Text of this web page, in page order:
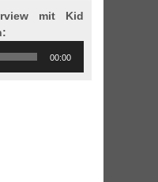
mit Kid
00:00